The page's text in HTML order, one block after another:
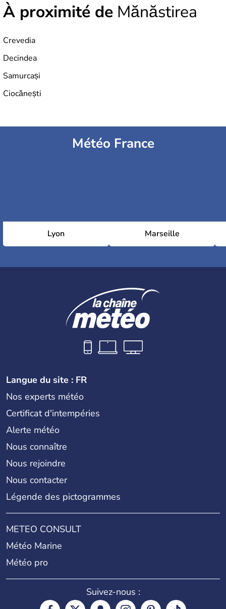
À proximité de Mănăstirea
Crevedia
Decindea
Samurcași
Ciocănești
Météo France
Lyon Marseille
Langue du site : FR
Nos experts météo
Certificat d'intempéries
Alerte météo
Nous connaître
Nous rejoindre
Nous contacter
Légende des pictogrammes
METEO CONSULT
Météo Marine
Météo pro
Suivez-nous :